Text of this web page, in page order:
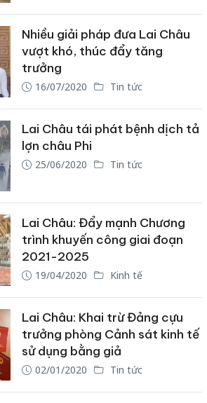
Nhiều giải pháp đưa Lai Châu
vượt khó, thúc đẩy tăng
trưởng
16/07/2020 Tin tức
Lai Châu tái phát bệnh dịch tả
lợn châu Phi
25/06/2020 Tin tức
Lai Châu: Đẩy mạnh Chương
trình khuyến công giai đoạn
2021-2025
19/04/2020 Kinh tế
Lai Châu: Khai trừ Đảng cựu
trưởng phòng Cảnh sát kinh tế
sử dụng bằng giả
02/01/2020 Tin tức